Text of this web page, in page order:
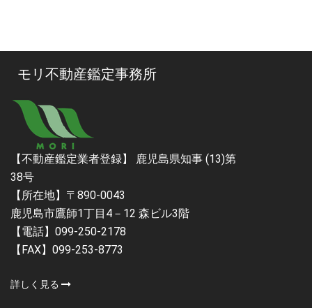
ビ
ョ
ン
モリ不動産鑑定事務所
【不動産鑑定業者登録】 鹿児島県知事 (13)第
38号
【所在地】〒890-0043
鹿児島市鷹師1丁目4－12 森ビル3階
【電話】099-250-2178
【FAX】099-253-8773
詳しく見る